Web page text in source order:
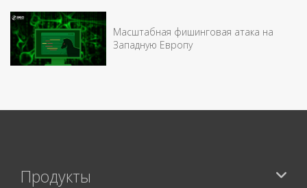
Масштабная фишинговая атака на
Западную Европу
Продукты